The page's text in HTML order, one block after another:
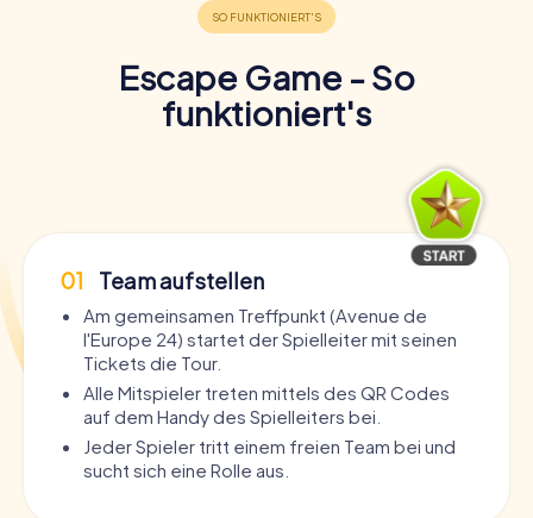
Escape Game - So
funktioniert's
01 Team aufstellen
Am gemeinsamen Treffpunkt (Avenue de
l'Europe 24) startet der Spielleiter mit seinen
Tickets die Tour.
Alle Mitspieler treten mittels des QR Codes
auf dem Handy des Spielleiters bei.
Jeder Spieler tritt einem freien Team bei und
sucht sich eine Rolle aus.